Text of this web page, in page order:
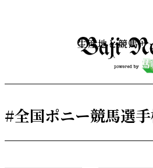
生産地と競馬サ
#全国ポニー競馬選